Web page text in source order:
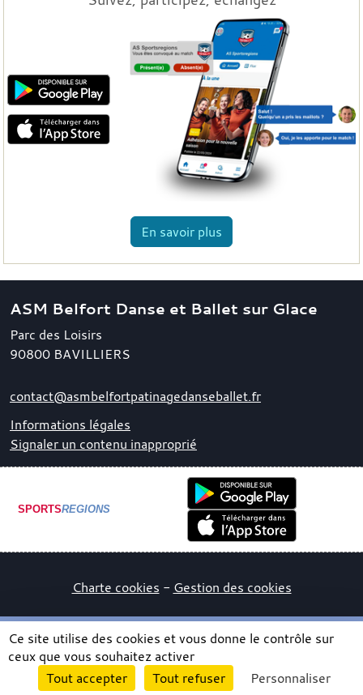
En savoir plus
ASM Belfort Danse et Ballet sur Glace
Parc des Loisirs
90800 BAVILLIERS
contact@asmbelfortpatinagedanseballet.fr
Informations légales
Signaler un contenu inapproprié
SPORTSREGIONS
Charte cookies Gestion des cookies
Envie de participer ? Connexion
Ce site utilise des cookies et vous donne le contrôle sur
ceux que vous souhaitez activer
Tout accepter
Tout refuser Personnaliser